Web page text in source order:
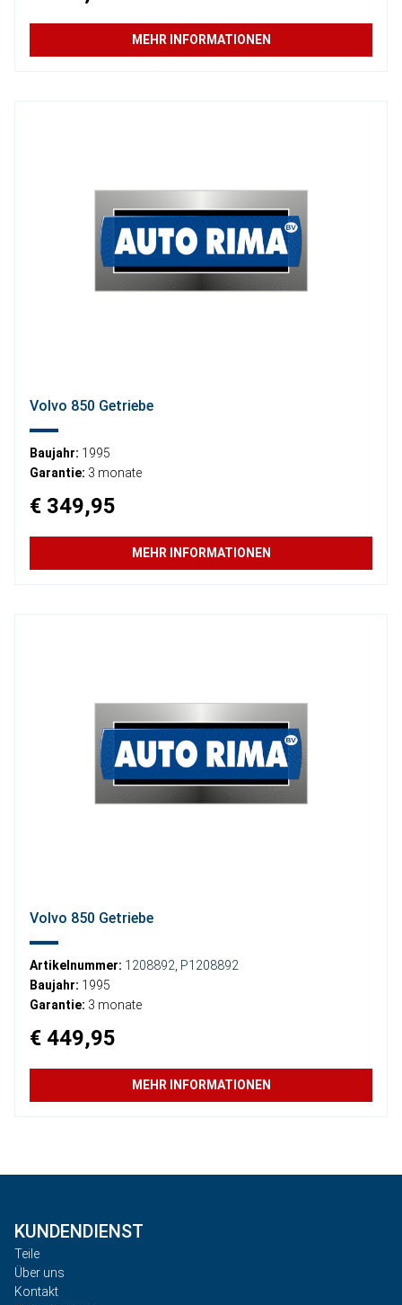
MEHR INFORMATIONEN
Volvo 850 Getriebe
Baujahr: 1995
Garantie: 3 monate
€ 349,95
MEHR INFORMATIONEN
Volvo 850 Getriebe
Artikelnummer: 1208892 P1208892
Baujahr: 1995
Garantie: 3 monate
€ 449,95
MEHR INFORMATIONEN
KUNDENDIENST
Teile
Über uns
Kontakt